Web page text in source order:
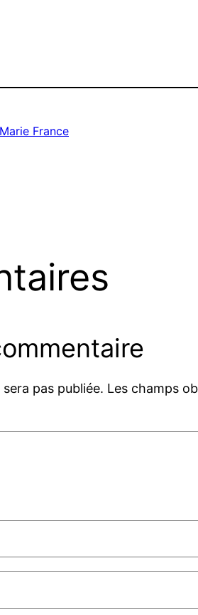
Marie France
pas publiée. Les champs